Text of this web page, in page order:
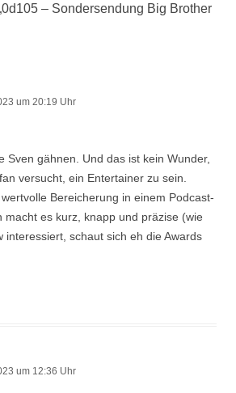
0d105 – Sondersendung Big Brother
um 20:19 Uhr
Sven gähnen. Und das ist kein Wunder,
versucht, ein Entertainer zu sein.
Bereicherung in einem Podcast-
macht es kurz, knapp und präzise (wie
interessiert, schaut sich eh die Awards
um 12:36 Uhr